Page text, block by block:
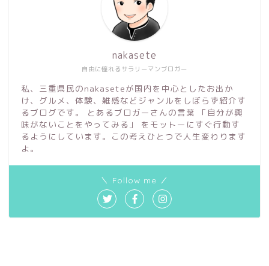
自由に憧れるサラリーマンブロガー
nakasete
私、三重県民のnakaseteが国内を中心としたお出か
け、グルメ、体験、雑感などジャンルをしぼらず紹介す
るブログです。 とあるブロガーさんの言葉 「自分が興
味がないことをやってみる」 をモットーにすぐ行動す
るようにしています。この考えひとつで人生変わります
よ。
＼ Follow me ／